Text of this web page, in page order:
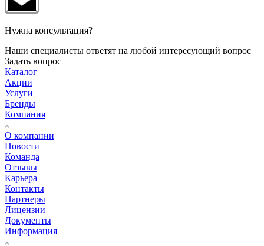
Нужна консультация?
Наши специалисты ответят на любой интересующий вопрос
Задать вопрос
Каталог
Акции
Услуги
Бренды
Компания
О компании
Новости
Команда
Отзывы
Карьера
Контакты
Партнеры
Лицензии
Документы
Информация